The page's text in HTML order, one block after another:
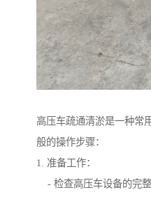
高压车疏通清淤是一种常
般的操作步骤：
1. 准备工作：
- 检查高压车设备的完